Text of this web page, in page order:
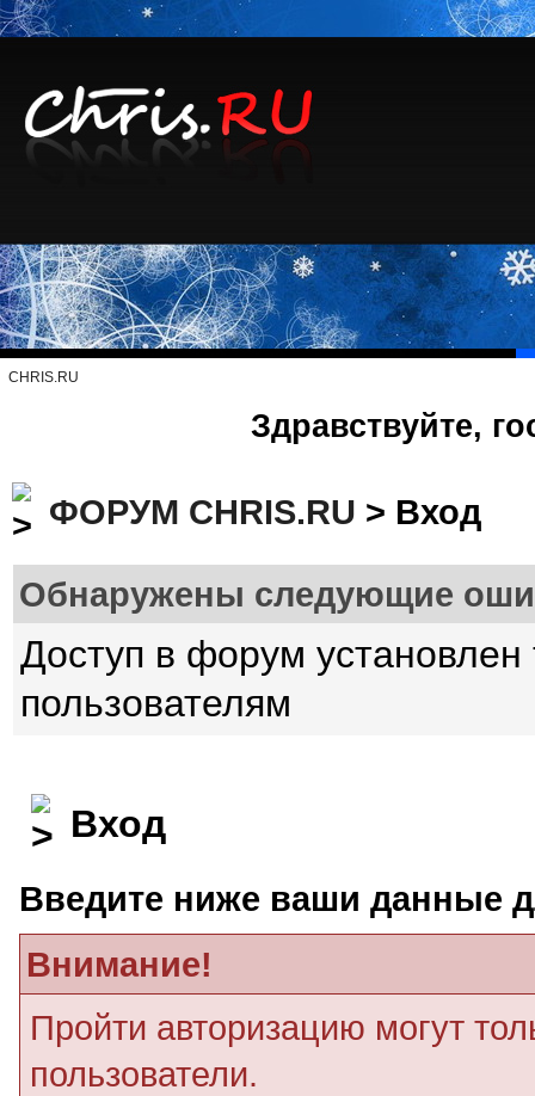
CHRIS.RU
Здравствуйте,
ФОРУМ CHRIS.RU > Вход
Обнаружены следующие
Доступ в форум
пользователям
Вход
Введите ниже ваши данные
Внимание!
Пройти авторизацию могут
пользователи.